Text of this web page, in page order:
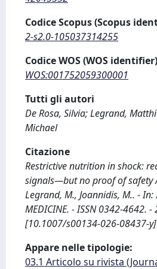
Codice Scopus (Scopus
2-s2.0-105037314255
Codice WOS (WOS identifier)
WOS:001752059300001
Tutti gli autori
De Rosa, Silvia; Legrand,
Michael
Citazione
Restrictive nutrition in shock:
signals—but no proof of safety /
Legrand, M., Joannidis, M.. - In:
MEDICINE. - ISSN 0342-4642.
[10.1007/s00134-026-08437-y]
Appare nelle tipologie:
03.1 Articolo su rivista